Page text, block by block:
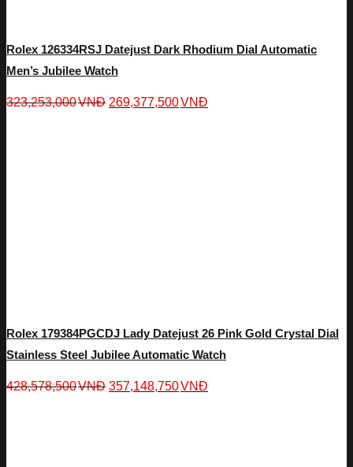
Rolex 126334RSJ Datejust Dark Rhodium Dial Automatic
Men’s Jubilee Watch
323,253,000VNĐ 269,377,500VNĐ
Rolex 179384PGCDJ Lady Datejust 26 Pink Gold Crystal Dial
Stainless Steel Jubilee Automatic Watch
428,578,500VNĐ 357,148,750VNĐ